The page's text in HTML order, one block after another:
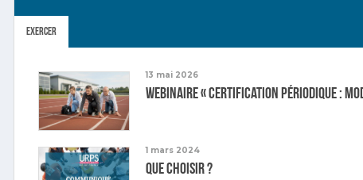
Exercer
13 mai 2026
Webinaire « Certification périodique :
1 mars 2024
Que choisir ?